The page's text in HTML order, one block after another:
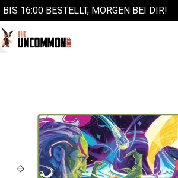
BIS 16:00 BESTELLT, MORGEN BEI DIR!